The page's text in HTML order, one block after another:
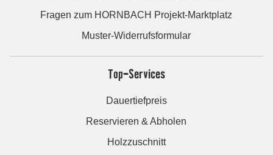
Fragen zum HORNBACH Projekt-Marktplatz
Muster-Widerrufsformular
Top-Services
Dauertiefpreis
Reservieren & Abholen
Holzzuschnitt